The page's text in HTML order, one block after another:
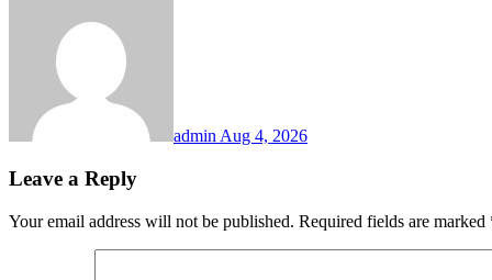
adminAug 4, 2026
Leave a Reply
Your email address will not be published. Required fields are marked